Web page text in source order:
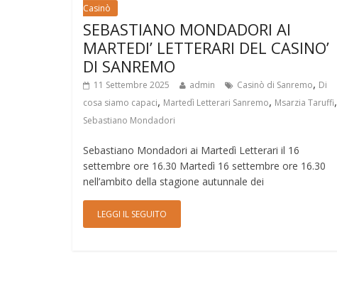
Casinò
SEBASTIANO MONDADORI AI
MARTEDI’ LETTERARI DEL CASINO’
DI SANREMO
11 Settembre 2025 admin Casinò di Sanremo, Di
cosa siamo capaci, Martedì Letterari Sanremo, Msarzia Taruffi,
Sebastiano Mondadori
Sebastiano Mondadori ai Martedì Letterari il 16
settembre ore 16.30 Martedì 16 settembre ore 16.30
nell’ambito della stagione autunnale dei
LEGGI IL SEGUITO